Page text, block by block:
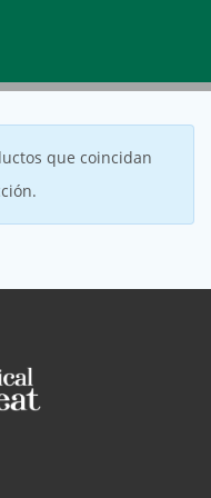
Salvaje
que coincidan